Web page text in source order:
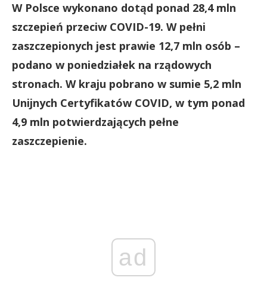
W Polsce wykonano dotąd ponad 28,4 mln
szczepień przeciw COVID-19. W pełni
zaszczepionych jest prawie 12,7 mln osób –
podano w poniedziałek na rządowych
stronach. W kraju pobrano w sumie 5,2 mln
Unijnych Certyfikatów COVID, w tym ponad
4,9 mln potwierdzających pełne
zaszczepienie.
ad